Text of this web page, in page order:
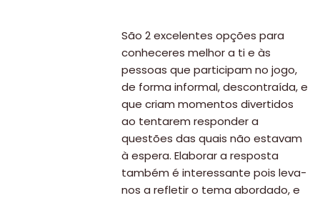
São 2 excelentes opções para
conheceres melhor a ti e às
pessoas que participam no jogo,
de forma informal, descontraída, e
que criam momentos divertidos
ao tentarem responder a
questões das quais não estavam
à espera. Elaborar a resposta
também é interessante pois leva-
nos a refletir o tema abordado, e